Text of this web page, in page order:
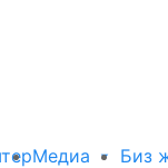
Медиа
Биз